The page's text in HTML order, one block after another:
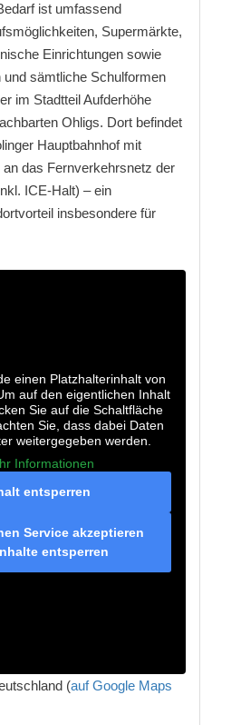
ist umfassend
Supermärkte,
Einrichtungen sowie
und sämtliche Schulformen
im Stadtteil Aufderhöhe
Ohligs. Dort befindet
Hauptbahnhof mit
an das Fernverkehrsnetz der
ICE-Halt) – ein
insbesondere für
einen Platzhalterinhalt von
auf den eigentlichen Inhalt
Sie auf die Schaltfläche
Sie, dass dabei Daten
weitergegeben werden.
Informationen
entsperren
Service akzeptieren
entsperren
(auf Google Maps